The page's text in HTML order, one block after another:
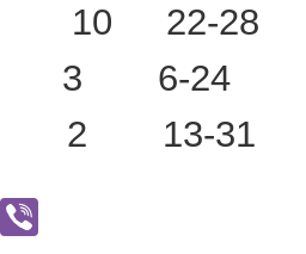
10 22-28
3 6-24
2 13-31
WhatsApp